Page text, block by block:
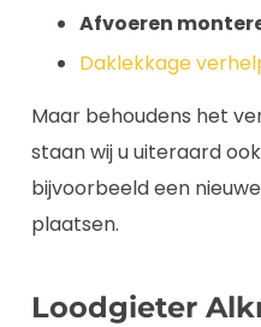
Afvoeren
Daklekkage
Maar behoudens het
staan wij u uiteraard
bijvoorbeeld een
plaatsen.
Loodgieter